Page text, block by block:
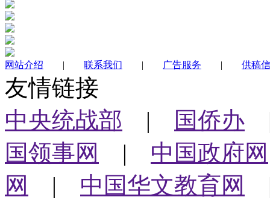
网站介绍 | 联系我们 | 广告服务 | 供稿
友情链接
中央统战部 | 国侨办
国领事网
| 中国政府网
网
| 中国华文教育网